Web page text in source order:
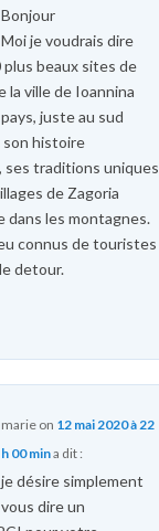
Bonjour
Moi je voudrais dire
plus beaux sites de
la ville de Ioannina
juste au sud
son histoire
ses traditions uniques
de Zagoria
dans les montagnes.
connus de touristes
detour.
marieon 12 mai 2020 à 22
h 00 mina dit :
je désire simplement
vous dire un